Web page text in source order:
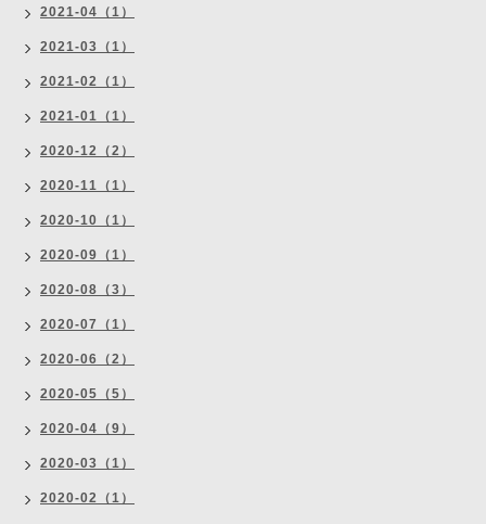
2021-04（1）
2021-03（1）
2021-02（1）
2021-01（1）
2020-12（2）
2020-11（1）
2020-10（1）
2020-09（1）
2020-08（3）
2020-07（1）
2020-06（2）
2020-05（5）
2020-04（9）
2020-03（1）
2020-02（1）